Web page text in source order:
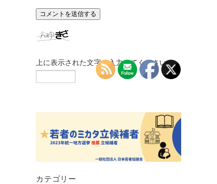
上に表示された文字を入力してください。
カテゴリー